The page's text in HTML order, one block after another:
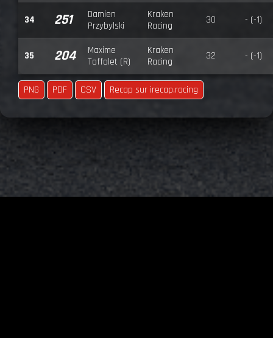
34 251
Damien
Przybylski
Kraken
Racing
30 - (-1)
35 204
Maxime
Toffolet (R)
Kraken
Racing
32 - (-1)
PNG PDF CSV Recap sur irecap.racing